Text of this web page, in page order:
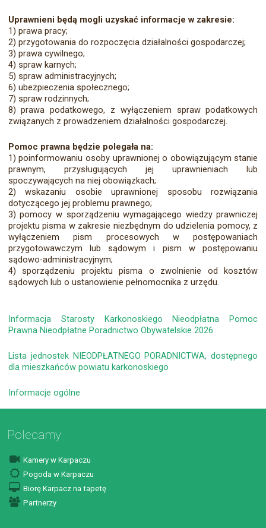
Uprawnieni będą mogli uzyskać informacje w zakresie:
1) prawa pracy;
2) przygotowania do rozpoczęcia działalności gospodarczej;
3) prawa cywilnego;
4) spraw karnych;
5) spraw administracyjnych;
6) ubezpieczenia społecznego;
7) spraw rodzinnych;
8) prawa podatkowego, z wyłączeniem spraw podatkowych
związanych z prowadzeniem działalności gospodarczej.
Pomoc prawna będzie polegała na:
1) poinformowaniu osoby uprawnionej o obowiązującym stanie
prawnym, przysługujących jej uprawnieniach lub
spoczywających na niej obowiązkach;
2) wskazaniu osobie uprawnionej sposobu rozwiązania
dotyczącego jej problemu prawnego;
3) pomocy w sporządzeniu wymagającego wiedzy prawniczej
projektu pisma w zakresie niezbędnym do udzielenia pomocy, z
wyłączeniem pism procesowych w postępowaniach
przygotowawczym lub sądowym i pism w postępowaniu
sądowo-administracyjnym;
4) sporządzeniu projektu pisma o zwolnienie od kosztów
sądowych lub o ustanowienie pełnomocnika z urzędu.
Informacja Starosty Karkonoskiego Nieodpłatna Pomoc
Prawna Nieodpłatne Poradnictwo Obywatelskie 2026
Lista jednostek NIEODPŁATNEGO PORADNICTWA, dostępnego
dla mieszkańców powiatu karkonoskiego
Informacje ogólne
Polecamy
Kamery w Karpaczu
Pogoda w Karpaczu
Biorę Karpacz na tapetę
Partnerzy